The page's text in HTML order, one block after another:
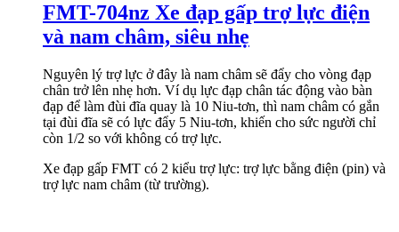
FMT-704nz Xe đạp gấp trợ lực điện
và nam châm, siêu nhẹ
Nguyên lý trợ lực ở đây là nam châm sẽ đẩy cho vòng đạp
chân trở lên nhẹ hơn. Ví dụ lực đạp chân tác động vào bàn
đạp để làm đùi đĩa quay là 10 Niu-tơn, thì nam châm có gắn
tại đùi đĩa sẽ có lực đẩy 5 Niu-tơn, khiến cho sức người chỉ
còn 1/2 so với không có trợ lực.
Xe đạp gấp FMT có 2 kiểu trợ lực: trợ lực bằng điện (pin) và
trợ lực nam châm (từ trường).